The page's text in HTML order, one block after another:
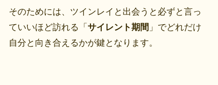
そのためには、ツインレイと出会うと必ずと言っ
ていいほど訪れる「 サイレント期間 」でどれだけ
自分と向き合えるかが鍵となります。